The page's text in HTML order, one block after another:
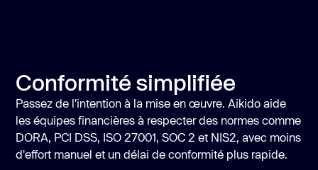
Conformité simplifiée
Passez de l'intention à la mise en œuvre. Aikido aide
les équipes financières à respecter des normes comme
DORA, PCI DSS, ISO 27001, SOC 2 et NIS2, avec moins
d'effort manuel et un délai de conformité plus rapide.